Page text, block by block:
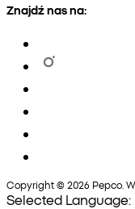
Znajdź nas na:
Copyright © 2026 Pepco.
Selected Language: